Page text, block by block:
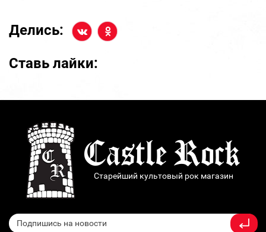
Делись:
Ставь лайки:
Старейший культовый рок магазин